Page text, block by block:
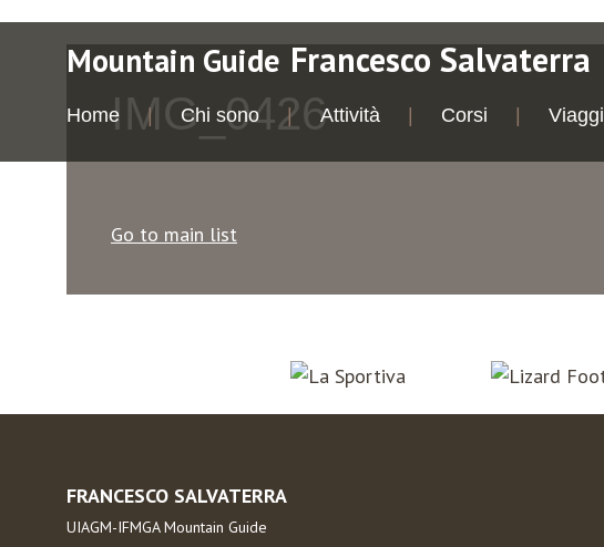
Mountain Guide Francesco Salvaterra
Home Chi sono Attività Corsi Viaggi
IMG_0426
Go to main list
FRANCESCO SALVATERRA
UIAGM-IFMGA Mountain Guide